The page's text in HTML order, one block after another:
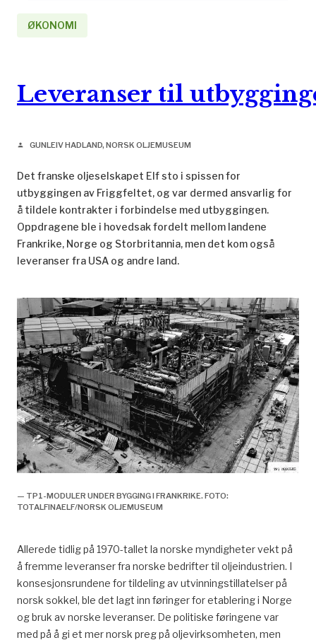
ØKONOMI
Leveranser til
person GUNLEIV HADLAND, NORSK OLJEMUSEUM
Det franske oljeselskapet Elf sto i spissen for
utbyggingen av Friggfeltet, og var dermed ansvarlig for
å tildele kontrakter i forbindelse med utbyggingen.
Oppdragene ble i hovedsak fordelt mellom landene
Frankrike, Norge og Storbritannia, men det kom også
leveranser fra USA og andre land.
— TP1-MODULER UNDER BYGGING I FRANKRIKE. FOTO:
TOTALFINAELF/NORSK OLJEMUSEUM
Allerede tidlig på 1970-tallet la norske myndigheter vekt på
å fremme leveranser fra norske bedrifter til oljeindustrien. I
konsesjonsrundene for tildeling av utvinningstillatelser på
norsk sokkel, ble det lagt inn føringer for etablering i Norge
og bruk av norske leveranser. De politiske føringene var
med på å gi et mer norsk preg på oljevirksomheten, men